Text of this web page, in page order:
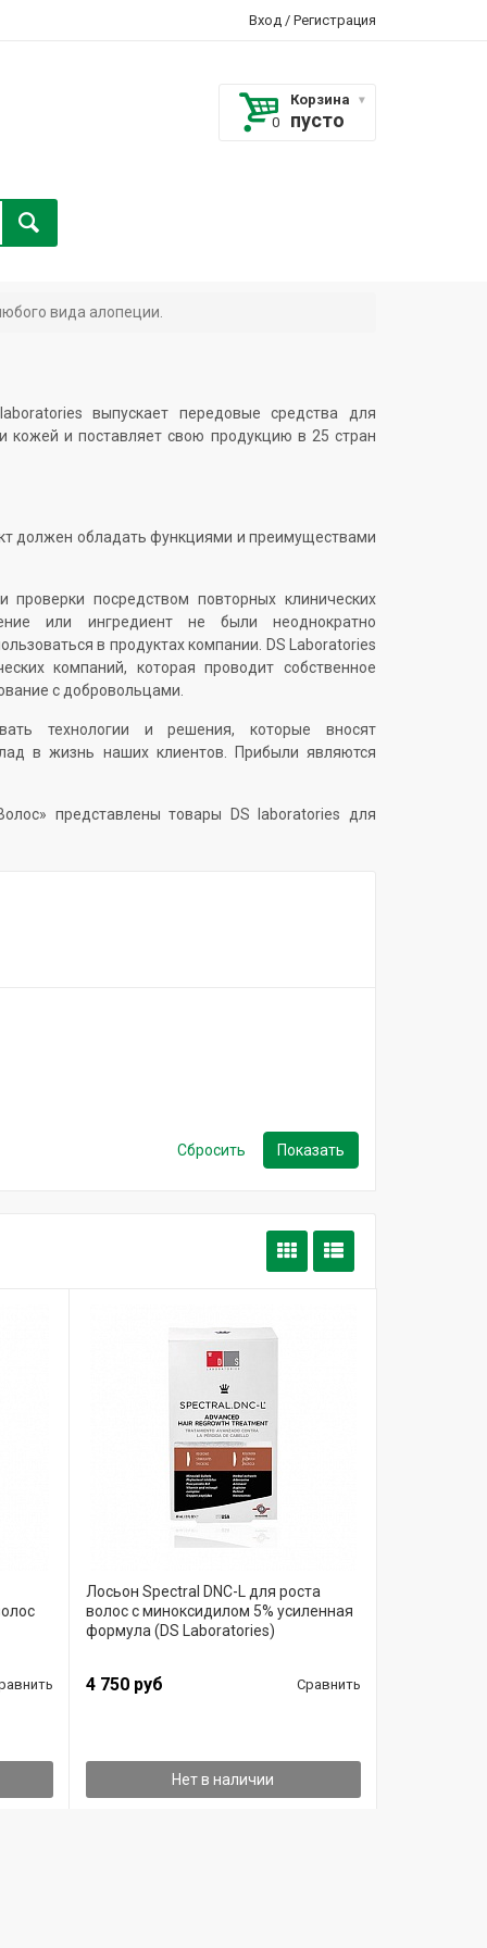
Вход / Регистрация
Корзина
пусто
вида алопеции.
выпускает передовые средства для
кожей и поставляет свою продукцию в 25 стран
должен обладать функциями и преимуществами
проверки посредством повторных клинических
или ингредиент не были неоднократно
в продуктах компании. DS Laboratories
компаний, которая проводит собственное
с добровольцами.
технологии и решения, которые вносят
в жизнь наших клиентов. Прибыли являются
представлены товары DS laboratories для
Лосьон Spectral DNC-L для роста
волос с миноксидилом 5% усиленная
формула (DS Laboratories)
4 750 руб Сравнить
Нет в наличии